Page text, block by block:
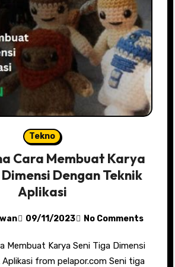
Tekno
Cara Membuat Karya
Dengan Teknik
Aplikasi
09/11/2023 No Comments
Aplikasi from pelapor.com Seni tiga